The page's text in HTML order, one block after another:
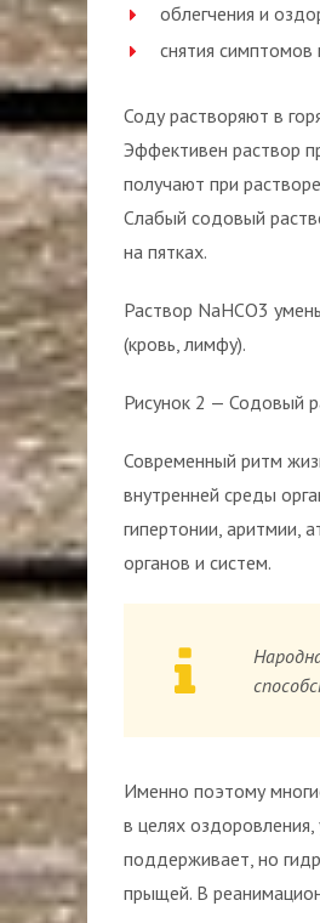
облегчения и
снятия симптомов
Соду растворяют в
Эффективен раствор
получают при
Слабый содовый
на пятках.
Раствор NaHCO3
(кровь, лимфу).
Рисунок 2 — Содовый
Современный ритм
внутренней среды
гипертонии, аритмии,
органов и систем.
Именно поэтому
в целях
поддерживает, но
прыщей. В